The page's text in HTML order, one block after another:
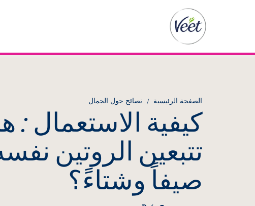
الصفحة الرئيسية نصائح حول الجمال
كيفية الاستعمال :
تتبعين الروتين
صيفاً وشتاءً؟